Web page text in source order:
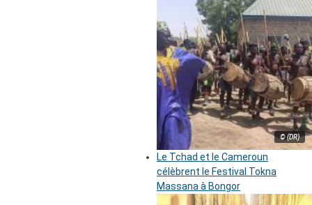
© (DR)
Le Tchad et le Cameroun
célèbrent le Festival Tokna
Massana à Bongor